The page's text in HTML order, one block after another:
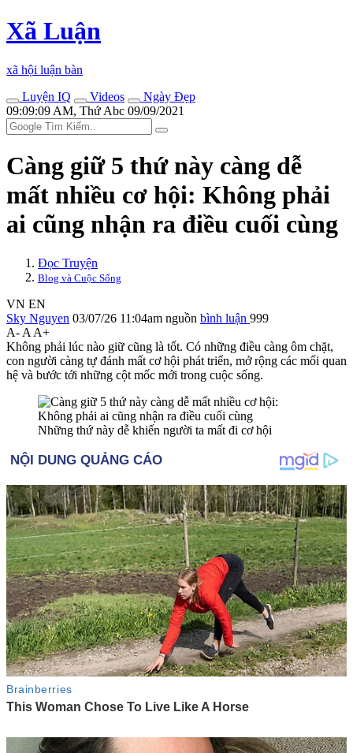
Xã Luận
xã hội luận bàn
Luyện IQ
Videos
Ngày Đẹp
09:09:09 AM, Thứ Abc 09/09/2021
Càng giữ 5 thứ này càng dễ
mất nhiều cơ hội: Không phải
ai cũng nhận ra điều cuối cùng
Đọc Truyện
Blog và Cuộc Sống
VN EN
Sky Nguyen 03/07/26 11:04am nguồn bình luận 999
A- A A+
Không phải lúc nào giữ cũng là tốt. Có những điều càng ôm chặt,
con người càng tự đánh mất cơ hội phát triển, mở rộng các mối quan
hệ và bước tới những cột mốc mới trong cuộc sống.
Những thứ này dễ khiến người ta mất đi cơ hội